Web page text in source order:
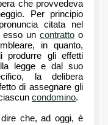
che provvedeva
Per principio
citata nel
esso un contrattoo
in quanto,
produrre gli effetti
legge e dal suo
la delibera
di assegnare gli
condomino.
che, ad oggi, è